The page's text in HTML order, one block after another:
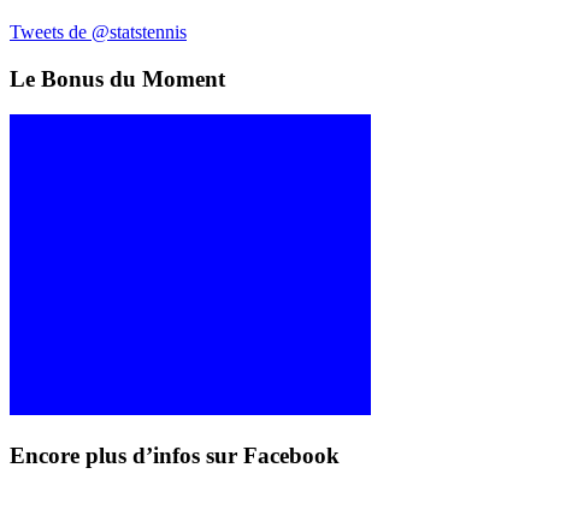
Tweets de @statstennis
Le Bonus du Moment
Encore plus d’infos sur Facebook